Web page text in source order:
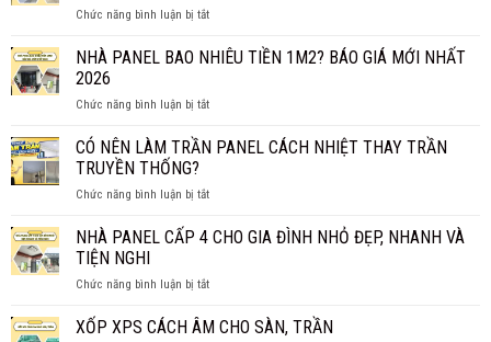
CÓ
SỰ
HIỆU
Chức năng bình luận bị tắtở
PANEL
GIÁ
NHIÊU
GIÁ
TIẾT
NHÀ PANEL BAO NHIÊU TIỀN 1M2? BÁO GIÁ MỚI NHẤT
2026
Chức năng bình luận bị tắtở
PANEL
TIỀN
BÁO
NHẤT
CÓ NÊN LÀM TRẦN PANEL CÁCH NHIỆT THAY TRẦN
TRUYỀN THỐNG?
Chức năng bình luận bị tắtở
NÊN
PANEL
NHIỆT
NHÀ PANEL CẤP 4 CHO GIA ĐÌNH NHỎ ĐẸP, NHANH VÀ
TIỆN NGHI
Chức năng bình luận bị tắtở
PANEL
XỐP XPS CÁCH ÂM CHO SÀN, TRẦN